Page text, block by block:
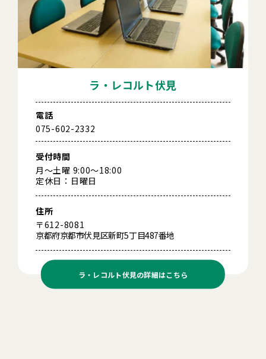
ラ・レコルト伏見
電話
075-602-2332
受付時間
月～土曜 9:00～18:00
定休日：日曜日
住所
〒612-8081
京都府京都市伏見区新町5丁目487番地
ラ・レコルト伏見の詳細はこちら